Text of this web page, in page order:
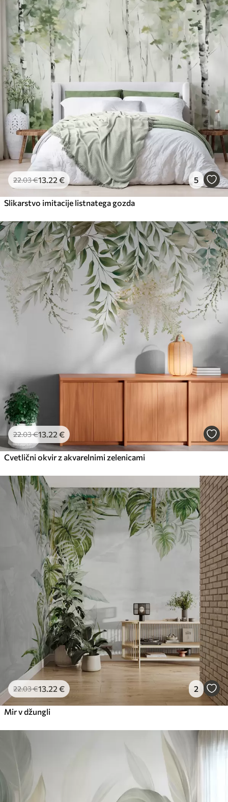
22.03€13 .22 € 5
Slikarstvo imitacije listnatega gozda
22.03€13 .22 €
Cvetlični okvir z akvarelnimi zelenicami
22.03€13 .22 € 2
Mir v džungli